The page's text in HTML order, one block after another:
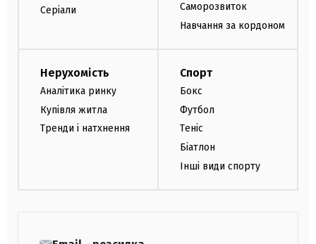
Серіали
Саморозвиток
Навчання за кордоном
Нерухомість
Аналітика ринку
Купівля житла
Тренди і натхнення
Спорт
Бокс
Футбол
Теніс
Біатлон
Інші види спорту